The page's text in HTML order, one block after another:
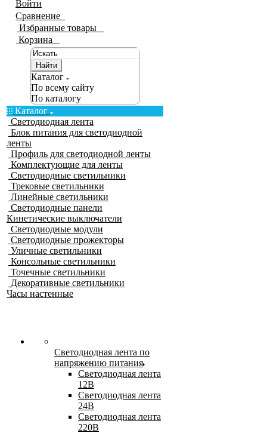
Войти
Сравнение
Избранные товары
Корзина
Найти
Каталог
По всему сайту
По каталогу
Каталог
Светодиодная лента
Блок питания для светодиодной
ленты
Профиль для светодиодной ленты
Комплектующие для ленты
Светодиодные светильники
Трековые светильники
Линейные светильники
Светодиодные панели
Кинетические выключатели
Светодиодные модули
Светодиодные прожекторы
Уличные светильники
Консольные светильники
Точечные светильники
Декоративные светильники
Часы настенные
Светодиодная лента по
напряжению питания
Светодиодная лента
12В
Светодиодная лента
24В
Светодиодная лента
220В